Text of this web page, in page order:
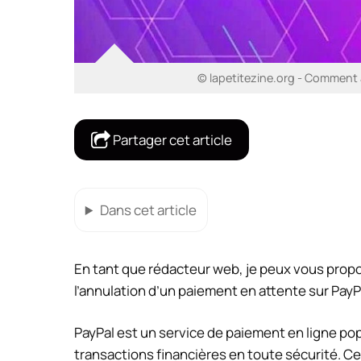
© lapetitezine.org - Comment
Partager cet article
Dans cet article
En tant que rédacteur web, je peux vous
l’annulation d’un paiement en attente sur
PayPal est un service de paiement en ligne
transactions financières en toute sécurité.